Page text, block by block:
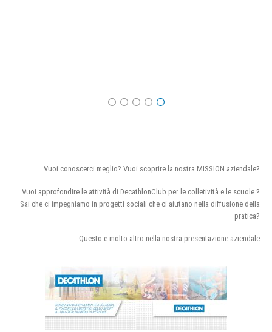
Vuoi conoscerci meglio? Vuoi scoprire la nostra MISSION aziendale?
Vuoi approfondire le attività di DecathlonClub per le colletività e le scuole ?
Sai che ci impegniamo in progetti sociali che ci aiutano nella diffusione della
pratica?
Questo e molto altro nella nostra presentazione aziendale